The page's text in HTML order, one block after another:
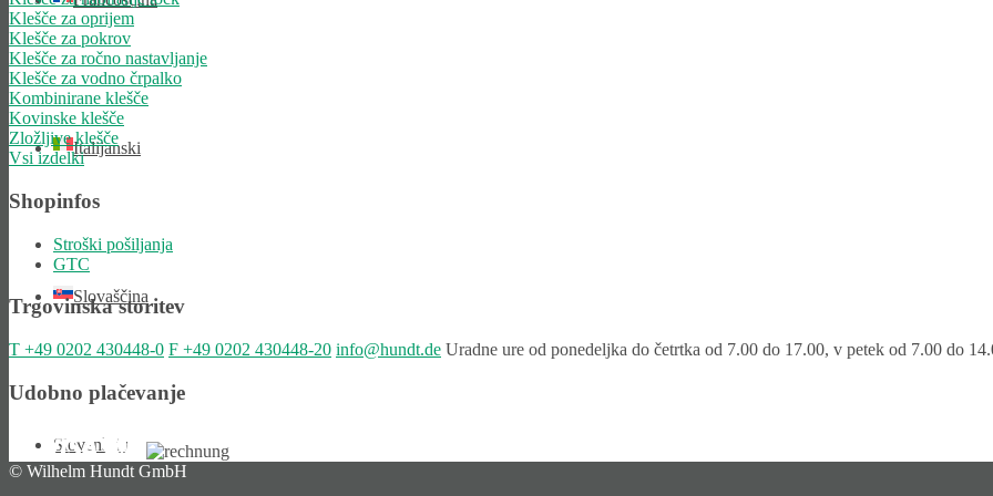
Italijanski
Slovaščina
Slovenščina
Klešče za oprijem
Klešče za pokrov
Klešče za ročno nastavljanje
Klešče za vodno črpalko
Kombinirane klešče
Kovinske klešče
Zložljive klešče
Vsi izdelki
Shopinfos
Stroški pošiljanja
GTC
Trgovinska storitev
T +49 0202 430448-0 F +49 0202 430448-20 info@hundt.de Uradne ure od ponedeljka do četrtka od 7.00 do 17.00, v petek od 7.00 do
Udobno plačevanje
© Wilhelm Hundt GmbH